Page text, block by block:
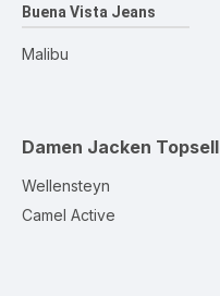
Buena Vista Jeans
Malibu
Damen Jacken
Wellensteyn
Camel Active